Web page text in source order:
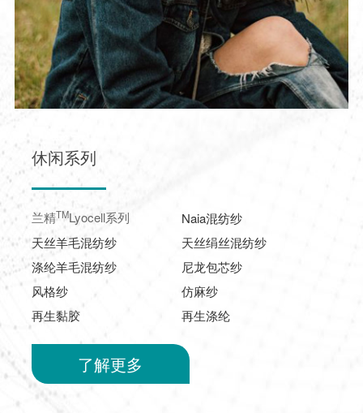
休闲系列
兰精TMLyocell系列
Naia混纺纱
天丝羊毛混纺纱
天丝绢丝混纺纱
涤纶羊毛混纺纱
尼龙包芯纱
风格纱
仿麻纱
再生黏胶
再生涤纶
了解更多